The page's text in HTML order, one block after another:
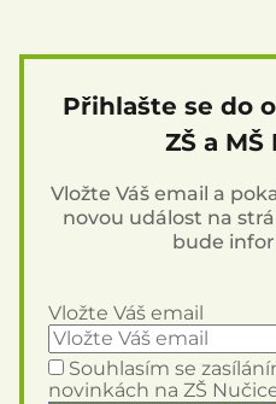
Přihlašte se do
ZŠ a MŠ
Vložte Váš email a
novou událost na
bude
Vložte Váš email
Souhlasím se
novinkách na ZŠ